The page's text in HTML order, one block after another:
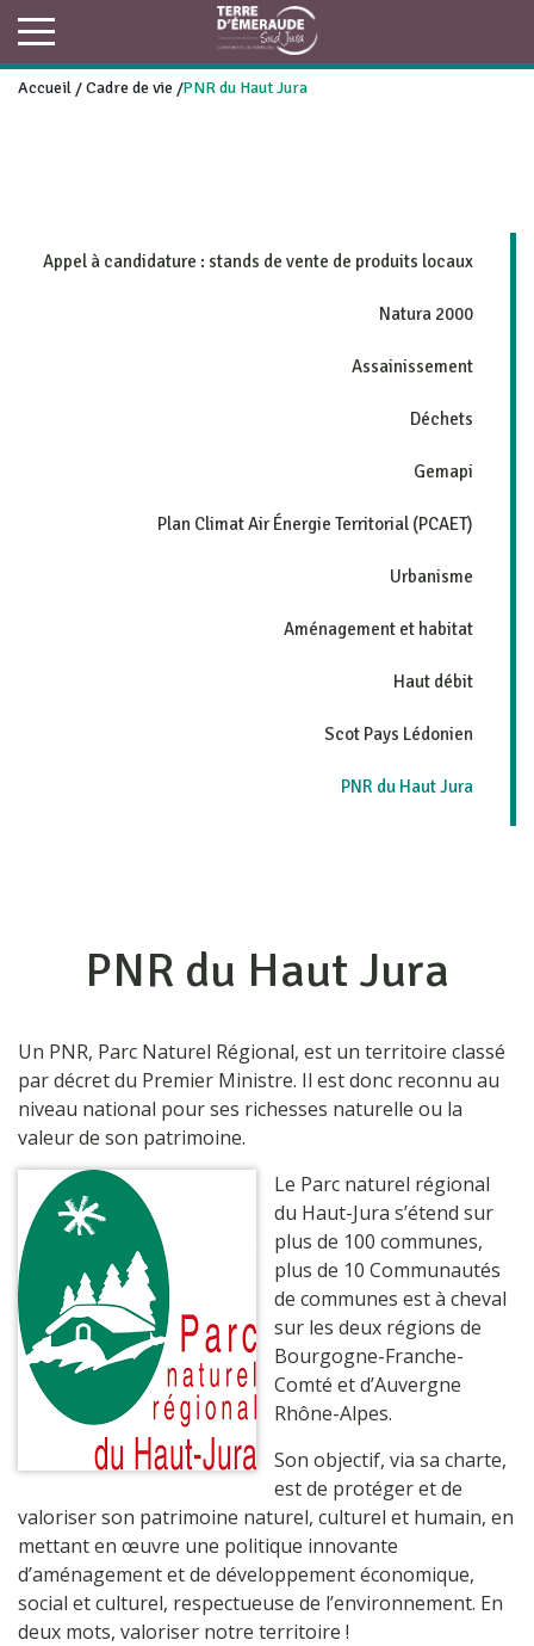
Accueil /Cadre de vie /PNR du Haut Jura
Appel à candidature : stands de vente de produits locaux
Natura 2000
Assainissement
Déchets
Gemapi
Plan Climat Air Énergie Territorial (PCAET)
Urbanisme
Aménagement et habitat
Haut débit
Scot Pays Lédonien
PNR du Haut Jura
PNR du Haut Jura
Un PNR, Parc Naturel Régional, est un territoire classé
par décret du Premier Ministre. Il est donc reconnu au
niveau national pour ses richesses naturelle ou la
valeur de son patrimoine.
Le Parc naturel régional
du Haut-Jura s’étend sur
plus de 100 communes,
plus de 10 Communautés
de communes est à cheval
sur les deux régions de
Bourgogne-Franche-
Comté et d’Auvergne
Rhône-Alpes.
Son objectif, via sa charte,
est de protéger et de
valoriser son patrimoine naturel, culturel et humain, en
mettant en œuvre une politique innovante
d’aménagement et de développement économique,
social et culturel, respectueuse de l’environnement. En
deux mots, valoriser notre territoire !